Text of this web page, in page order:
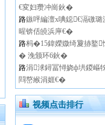
€変妇瓒冲崗鈥�
路鏃呯編澶х唺鐚€滆礉
暒锛佸皢浜庘€�
路杩�15鍏嬫媺绮夐捇鐜
� 浼颁环6鈥�
路涓浗鐞冨憳娆ф垬鍐嶇
閰嶅緱涓娾€�
视频点击排行